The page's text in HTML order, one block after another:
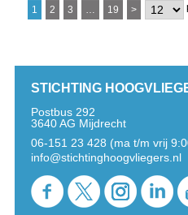
1 2 3 19 >
STICHTING
Postbus 292
3640 AG Mijdrecht
06-151 23 428 (ma t/m vrij
info@stichtinghoogvliegers.nl